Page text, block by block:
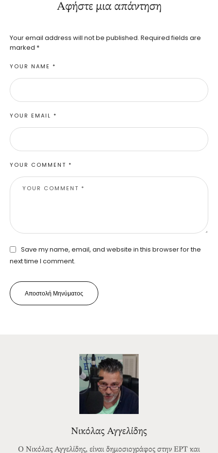
Αφήστε μια απάντηση
Your email address will not be published. Required fields are
marked *
YOUR COMMENT *
YOUR NAME *
YOUR EMAIL *
Save my name, email, and website in this browser for the
next time I comment.
Αποστολή Μηνύματος
Νικόλας Αγγελίδης
Ο Νικόλας Αγγελίδης, είναι δημοσιογράφος στην ΕΡΤ και